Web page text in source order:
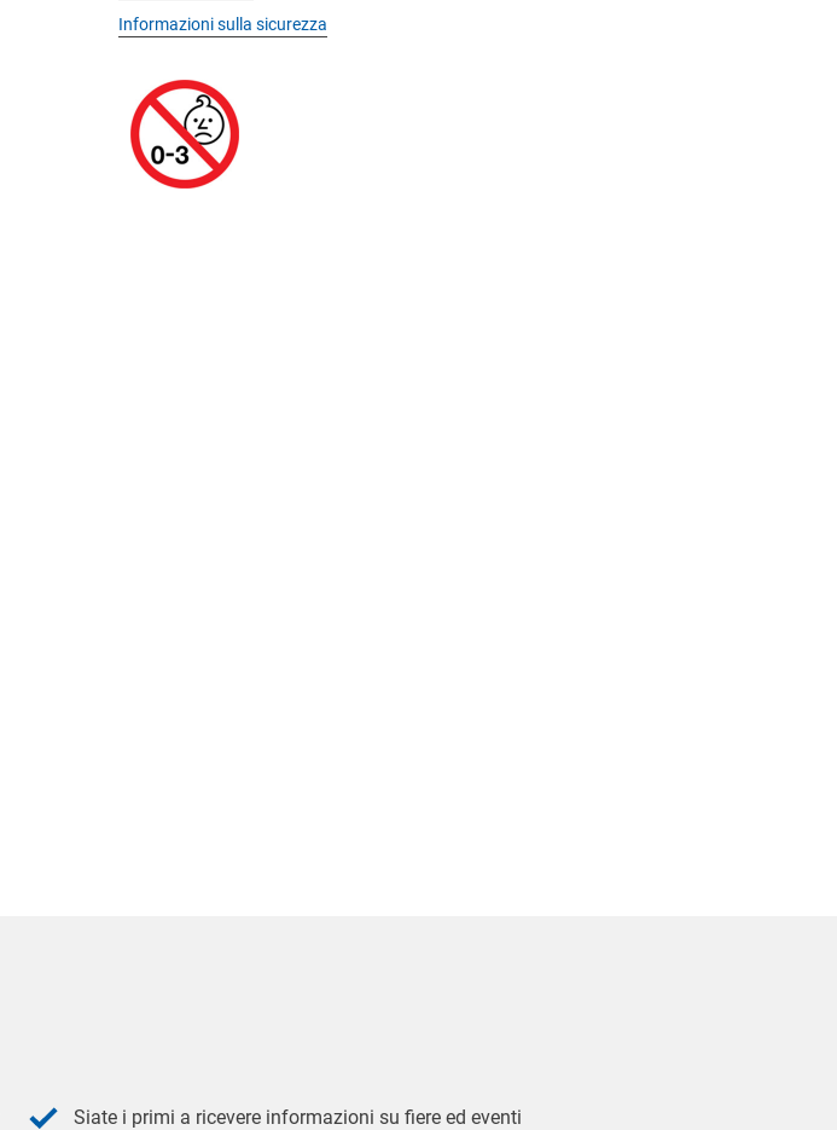
Informazioni sulla sicurezza
Siate i primi a ricevere informazioni su fiere ed eventi